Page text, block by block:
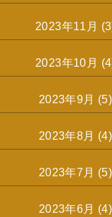
2023年11月
2023年10月
2023年9月 (5)
2023年8月 (4)
2023年7月 (5)
2023年6月 (4)